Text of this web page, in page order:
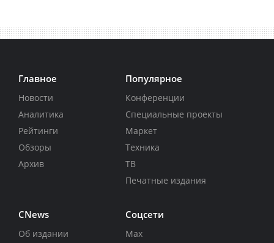
Главное
Новости
Аналитика
Рейтинги
Обзоры
Архив
Популярное
Конференции
Специальные проекты
Маркет
Техника
ТВ
Печатные издания
CNews
Об издании
Соцсети
Max